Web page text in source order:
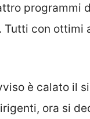
programmi
Tutti con ottimi
è calato il
ora si